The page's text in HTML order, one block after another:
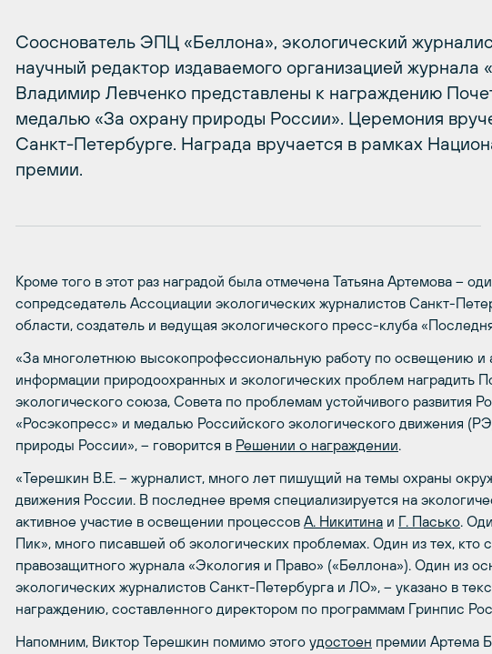
Сооснователь ЭПЦ «Беллона», экологический
научный редактор издаваемого организацией журнала
Владимир Левченко представлены к награждению
медалью «За охрану природы России». Церемония
Санкт-Петербурге. Награда вручается в рамках
премии.
Кроме того в этот раз наградой была отмечена Татьяна Артемова –
сопредседатель Ассоциации экологических журналистов Санкт-
области, создатель и ведущая экологического пресс-клуба
«За многолетнюю высокопрофессиональную работу по освещению и
информации природоохранных и экологических проблем наградить
экологического союза, Совета по проблемам устойчивого развития
«Росэкопресс» и медалью Российского экологического движения
природы России», – говорится в Решении о награждении.
«Терешкин В.Е. – журналист, много лет пишущий на темы охраны
движения России. В последнее время специализируется на
активное участие в освещении процессов А. Никитина и Г. Пасько.
Пик», много писавшей об экологических проблемах. Один из тех, кто
правозащитного журнала «Экология и Право» («Беллона»). Один из
экологических журналистов Санкт-Петербурга и ЛО», – указано в
награждению, составленного директором по программам Гринпис
Напомним, Виктор Терешкин помимо этого удостоен премии Артема